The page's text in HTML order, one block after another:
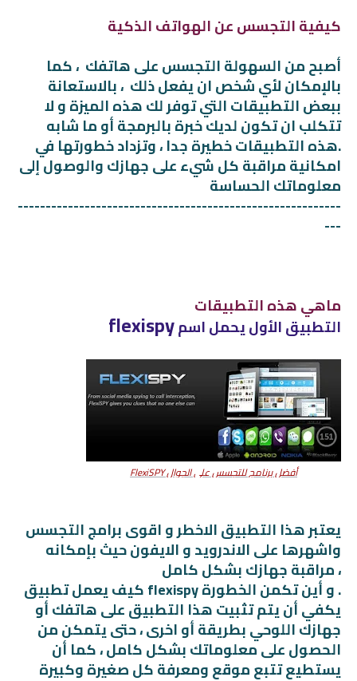
كيفية التجسس عن الهواتف الذكية
أصبح من السهولة التجسس على هاتفك ، كما
بالإمكان لأي شخص ان يفعل ذلك ، بالاستعانة
ببعض التطبيقات التي توفر لك هذه الميزة و لا
تتكلب ان تكون لديك خبرة بالبرمجة أو ما شابه
.هذه التطبيقات خطيرة جدا ، وتزداد خطورتها في
امكانية مراقبة كل شيء على جهازك والوصول إلى
معلوماتك الحساسة
----------------------------------------------------------
---
ماهي هذه التطبيقات
التطبيق الأول يحمل اسمflexispy
أفضل برنامج للتجسس على الجوال FlexiSPY
يعتبر هذا التطبيق الاخطر و اقوى برامج التجسس
واشهرها على الاندرويد و الايفون حيث بإمكانه
مراقبة جهازك بشكل كامل ،
كيف يعمل تطبيق flexispy و أين تكمن الخطورة .
يكفي أن يتم تثبيت هذا التطبيق على هاتفك أو
جهازك اللوحي بطريقة أو اخرى ، حتى يتمكن من
الحصول على معلوماتك بشكل كامل ، كما أن
يستطيع تتبع موقع ومعرفة كل صغيرة وكبيرة